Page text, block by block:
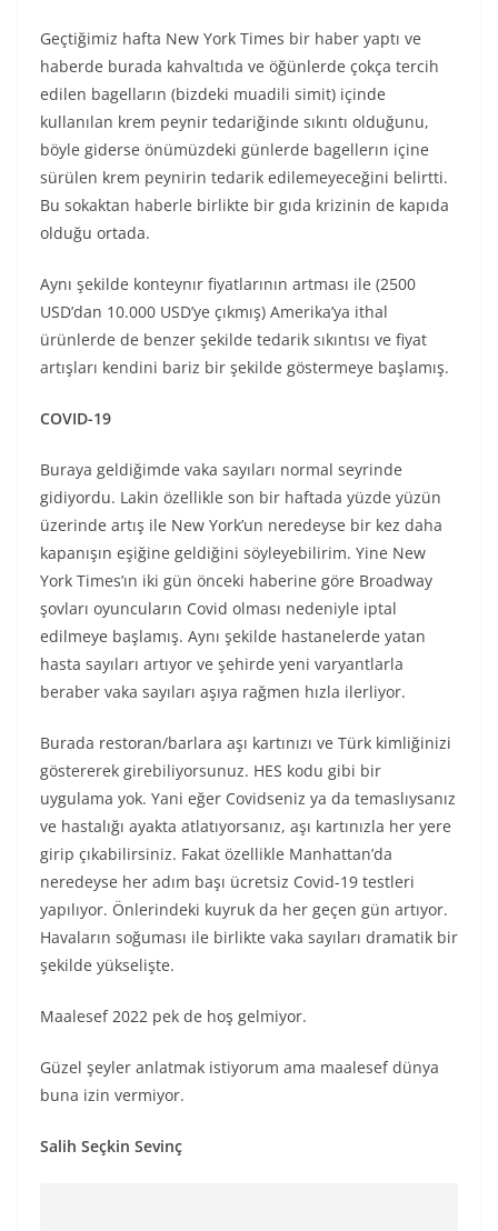
Geçtiğimiz hafta New York Times bir haber yaptı ve
haberde burada kahvaltıda ve öğünlerde çokça tercih
edilen bagelların (bizdeki muadili simit) içinde
kullanılan krem peynir tedariğinde sıkıntı olduğunu,
böyle giderse önümüzdeki günlerde bagellerın içine
sürülen krem peynirin tedarik edilemeyeceğini belirtti.
Bu sokaktan haberle birlikte bir gıda krizinin de kapıda
olduğu ortada.
Aynı şekilde konteynır fiyatlarının artması ile (2500
USD’dan 10.000 USD’ye çıkmış) Amerika’ya ithal
ürünlerde de benzer şekilde tedarik sıkıntısı ve fiyat
artışları kendini bariz bir şekilde göstermeye başlamış.
COVID-19
Buraya geldiğimde vaka sayıları normal seyrinde
gidiyordu. Lakin özellikle son bir haftada yüzde yüzün
üzerinde artış ile New York’un neredeyse bir kez daha
kapanışın eşiğine geldiğini söyleyebilirim. Yine New
York Times’ın iki gün önceki haberine göre Broadway
şovları oyuncuların Covid olması nedeniyle iptal
edilmeye başlamış. Aynı şekilde hastanelerde yatan
hasta sayıları artıyor ve şehirde yeni varyantlarla
beraber vaka sayıları aşıya rağmen hızla ilerliyor.
Burada restoran/barlara aşı kartınızı ve Türk kimliğinizi
göstererek girebiliyorsunuz. HES kodu gibi bir
uygulama yok. Yani eğer Covidseniz ya da temaslıysanız
ve hastalığı ayakta atlatıyorsanız, aşı kartınızla her yere
girip çıkabilirsiniz. Fakat özellikle Manhattan’da
neredeyse her adım başı ücretsiz Covid-19 testleri
yapılıyor. Önlerindeki kuyruk da her geçen gün artıyor.
Havaların soğuması ile birlikte vaka sayıları dramatik bir
şekilde yükselişte.
Maalesef 2022 pek de hoş gelmiyor.
Güzel şeyler anlatmak istiyorum ama maalesef dünya
buna izin vermiyor.
Salih Seçkin Sevinç